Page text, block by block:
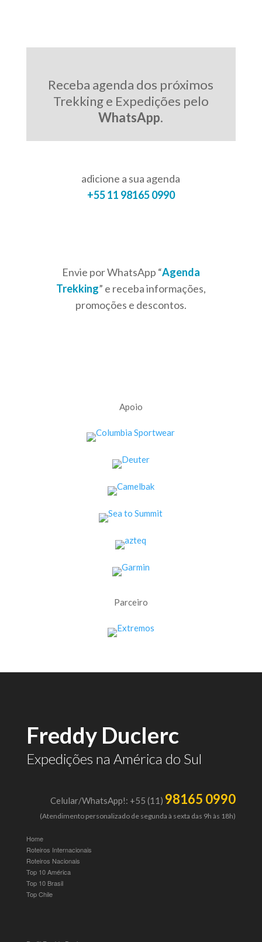
Receba agenda dos próximos
Trekking e Expedições pelo
WhatsApp.
adicione a sua agenda
+55 11 98165 0990
Envie por WhatsApp “Agenda
Trekking” e receba informações,
promoções e descontos.
Apoio
Parceiro
Freddy Duclerc
Expedições na América do Sul
Celular/WhatsApp!: +55 (11) 98165 0990
(Atendimento personalizado de segunda à sexta das 9h às 18h)
Home
Roteiros Internacionais
Roteiros Nacionais
Top 10 América
Top 10 Brasil
Top Chile